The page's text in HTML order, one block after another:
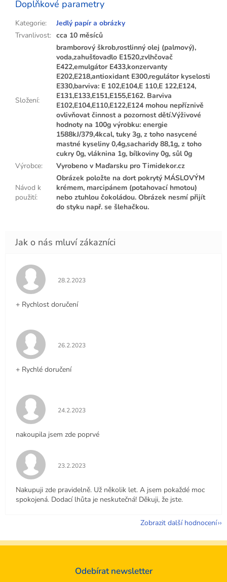
Doplňkové parametry
Kategorie:
Jedlý papír a obrázky
Trvanlivost: cca 10 měsíců
Složení:
bramborový škrob,rostlinný olej (palmový),
voda,zahušťovadlo E1520,zvlhčovač
E422,emulgátor E433,konzervanty
E202,E218,antioxidant E300,regulátor kyselosti
E330,barviva: E 102,E104,E 110,E 122,E124,
E131,E133,E151,E155,E162. Barviva
E102,E104,E110,E122,E124 mohou nepříznivě
ovlivňovat činnost a pozornost dětí.Výživové
hodnoty na 100g výrobku: energie
1588kJ/379,4kcal, tuky 3g, z toho nasycené
mastné kyseliny 0,4g,sacharidy 88,1g, z toho
cukry 0g, vláknina 1g, bílkoviny 0g, sůl 0g
Výrobce: Vyrobeno v Maďarsku pro Timidekor.cz
Návod k
použití:
Obrázek položte na dort pokrytý MÁSLOVÝM
krémem, marcipánem (potahovací hmotou)
nebo ztuhlou čokoládou. Obrázek nesmí přijít
do styku např. se šlehačkou.
Hodnocení obchodu je 5 z 5 hvězdiček.
28.2.2023
+ Rychlost doručení
Hodnocení obchodu je 5 z 5 hvězdiček.
26.2.2023
+ Rychlé doručení
Hodnocení obchodu je 5 z 5 hvězdiček.
24.2.2023
nakoupila jsem zde poprvé
Hodnocení obchodu je 5 z 5 hvězdiček.
23.2.2023
Nakupuji zde pravidelně. Už několik let. A jsem pokaždé moc
spokojená. Dodací lhůta je neskutečná! Děkuji, že jste.
Zobrazit další hodnocení
Odebírat newsletter